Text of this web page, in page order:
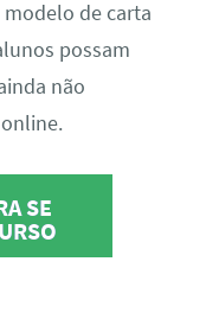
de carta
possam
não
SE